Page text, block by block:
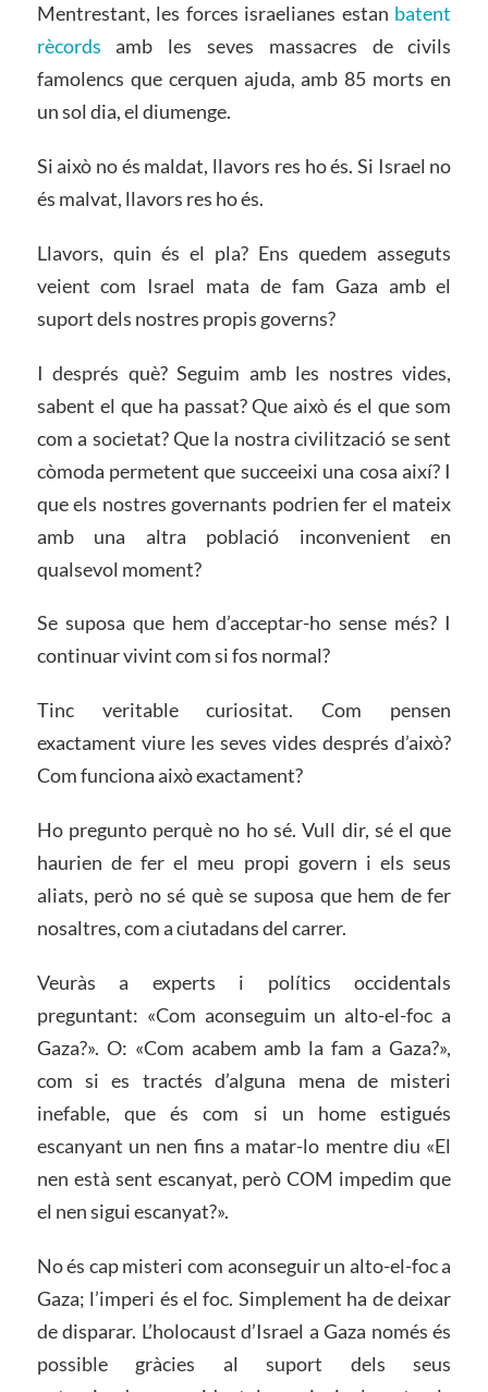
Mentrestant, les forces israelianes estan batent
rècords amb les seves massacres de civils
famolencs que cerquen ajuda, amb 85 morts en
un sol dia, el diumenge.
Si això no és maldat, llavors res ho és. Si Israel no
és malvat, llavors res ho és.
Llavors, quin és el pla? Ens quedem asseguts
veient com Israel mata de fam Gaza amb el
suport dels nostres propis governs?
I després què? Seguim amb les nostres vides,
sabent el que ha passat? Que això és el que som
com a societat? Que la nostra civilització se sent
còmoda permetent que succeeixi una cosa així? I
que els nostres governants podrien fer el mateix
amb una altra població inconvenient en
qualsevol moment?
Se suposa que hem d’acceptar-ho sense més? I
continuar vivint com si fos normal?
Tinc veritable curiositat. Com pensen
exactament viure les seves vides després d’això?
Com funciona això exactament?
Ho pregunto perquè no ho sé. Vull dir, sé el que
haurien de fer el meu propi govern i els seus
aliats, però no sé què se suposa que hem de fer
nosaltres, com a ciutadans del carrer.
Veuràs a experts i polítics occidentals
preguntant: «Com aconseguim un alto-el-foc a
Gaza?». O: «Com acabem amb la fam a Gaza?»,
com si es tractés d’alguna mena de misteri
inefable, que és com si un home estigués
escanyant un nen fins a matar-lo mentre diu «El
nen està sent escanyat, però COM impedim que
el nen sigui escanyat?».
No és cap misteri com aconseguir un alto-el-foc a
Gaza; l’imperi és el foc. Simplement ha de deixar
de disparar. L’holocaust d’Israel a Gaza només és
possible gràcies al suport dels seus